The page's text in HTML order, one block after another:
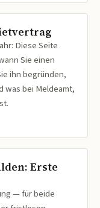
Diese Seite
Sie einen
ihn begründen,
was bei Meldeamt,
Erste
— für beide